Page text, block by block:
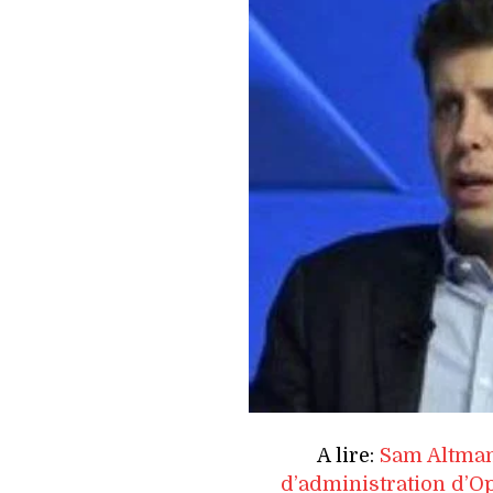
A lire: Sam
d’administration